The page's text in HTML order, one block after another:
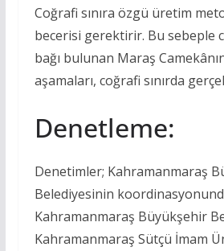
Coğrafi sınıra özgü üretim
becerisi gerektirir. Bu sebeple
bağı bulunan Maraş
aşamaları, coğrafi sınırda
Denetleme:
Denetimler; Kahramanmaraş
Belediyesinin
Kahramanmaraş Büyükşehir
Kahramanmaraş Sütçü İmam